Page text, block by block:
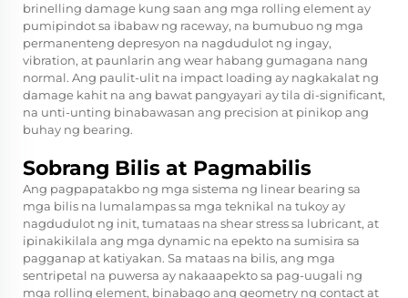
brinelling damage kung saan ang mga rolling element ay
pumipindot sa ibabaw ng raceway, na bumubuo ng mga
permanenteng depresyon na nagdudulot ng ingay,
vibration, at paunlarin ang wear habang gumagana nang
normal. Ang paulit-ulit na impact loading ay nagkakalat ng
damage kahit na ang bawat pangyayari ay tila di-significant,
na unti-unting binabawasan ang precision at pinikop ang
buhay ng bearing.
Sobrang Bilis at Pagmabilis
Ang pagpapatakbo ng mga sistema ng linear bearing sa
mga bilis na lumalampas sa mga teknikal na tukoy ay
nagdudulot ng init, tumataas na shear stress sa lubricant, at
ipinakikilala ang mga dynamic na epekto na sumisira sa
pagganap at katiyakan. Sa mataas na bilis, ang mga
sentripetal na puwersa ay nakaaapekto sa pag-uugali ng
mga rolling element, binabago ang geometry ng contact at